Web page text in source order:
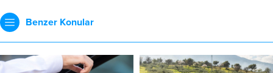
Benzer Konular